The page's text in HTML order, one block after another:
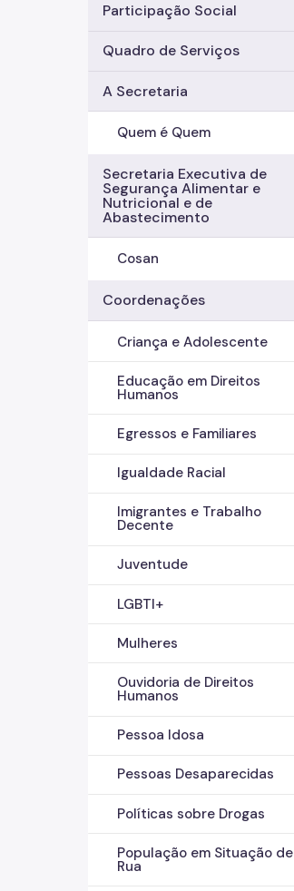
Participação Social
Quadro de Serviços
A Secretaria
Quem é Quem
Secretaria Executiva de
Segurança Alimentar e
Nutricional e de
Abastecimento
Cosan
Coordenações
Criança e Adolescente
Educação em Direitos
Humanos
Egressos e Familiares
Igualdade Racial
Imigrantes e Trabalho
Decente
Juventude
LGBTI+
Mulheres
Ouvidoria de Direitos
Humanos
Pessoa Idosa
Pessoas Desaparecidas
Políticas sobre Drogas
População em Situação de
Rua